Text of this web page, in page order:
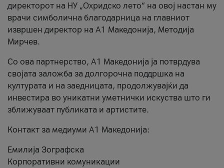
директорот на НУ „Охридско лето“ на овој настан му
врачи симболична благодарница на главниот
извршен директор на A1 Македонија, Методија
Мирчев.
Со ова партнерство, A1 Македонија ја потврдува
својата заложба за долгорочна поддршка на
културата и на заедницата, продолжувајќи да
инвестира во уникатни уметнички искуства што ги
зближуваат публиката и артистите.
Контакт за медиуми А1 Македонија:
Емилија Зографска
Корпоративни комуникации